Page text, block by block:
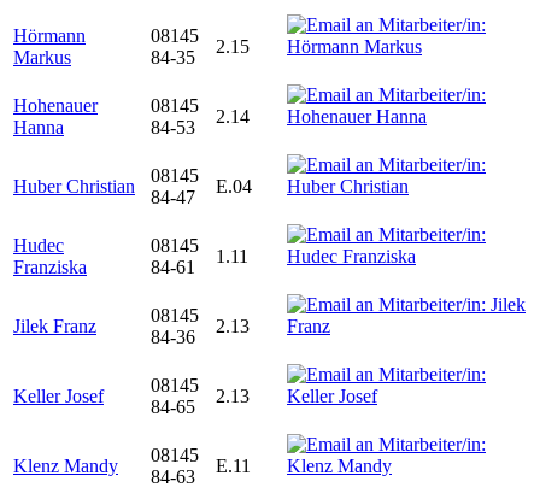
Hörmann
Markus
08145
84-35
2.15
Hohenauer
Hanna
08145
84-53
2.14
Huber Christian
08145
84-47
E.04
Hudec
Franziska
08145
84-61
1.11
Jilek Franz
08145
84-36
2.13
Keller Josef
08145
84-65
2.13
Klenz Mandy
08145
84-63
E.11